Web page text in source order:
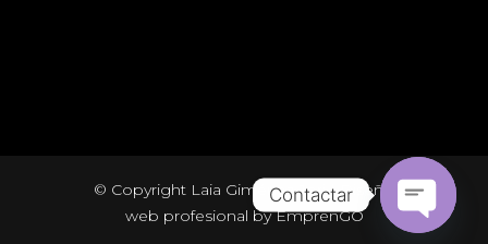
© Copyright Laia Giménez Jori |Diseño
web profesional by EmprenGO
Contactar